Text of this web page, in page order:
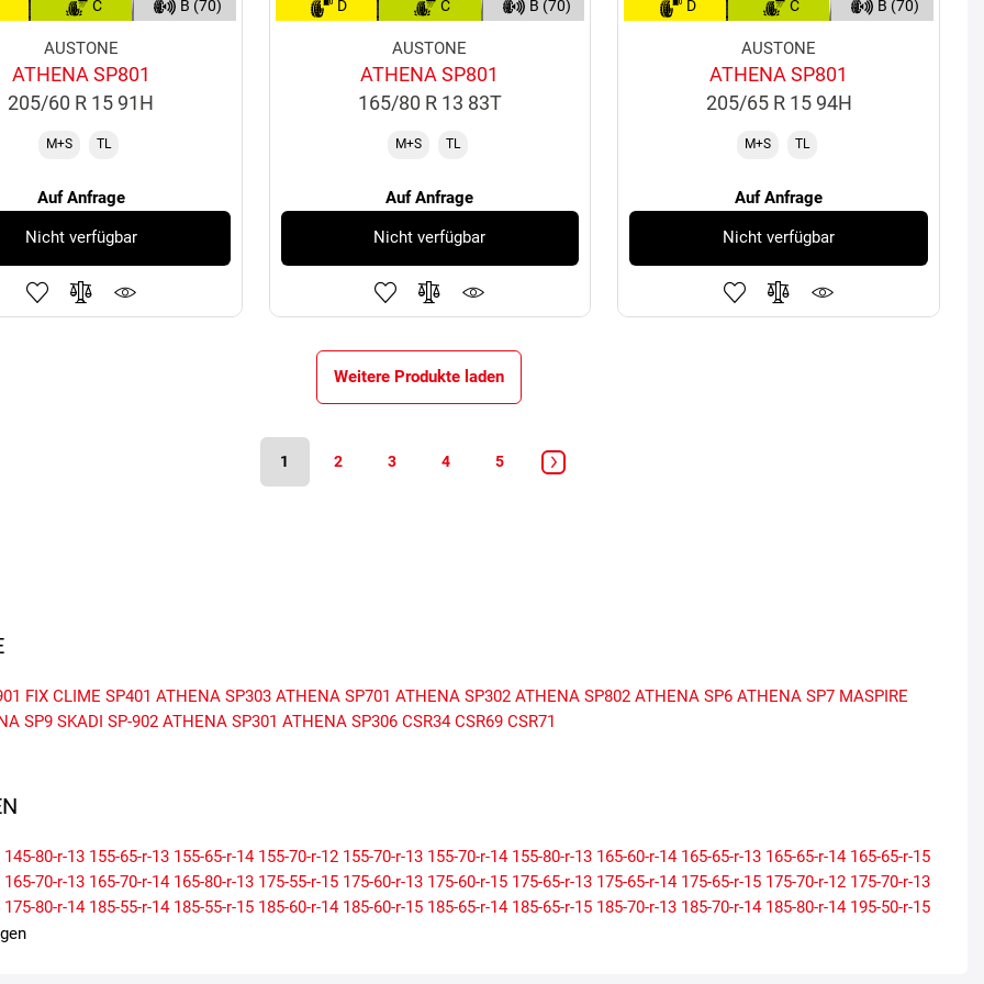
C B (70)
AUSTONE
ATHENA SP801
205/60 R 15 91H
M+S TL
Auf Anfrage
Nicht verfügbar
D C B (70)
AUSTONE
ATHENA SP801
165/80 R 13 83T
M+S TL
Auf Anfrage
Nicht verfügbar
D C B (70)
AUSTONE
ATHENA SP801
205/65 R 15 94H
M+S TL
Auf Anfrage
Nicht verfügbar
Weitere Produkte laden
1 2 3 4 5
FIX CLIME SP401 ATHENA SP303 ATHENA SP701 ATHENA SP302 ATHENA SP802 ATHENA SP6 ATHENA SP7 MASPIRE
SP9 SKADI SP-902 ATHENA SP301 ATHENA SP306 CSR34 CSR69 CSR71
145-80-r-13 155-65-r-13 155-65-r-14 155-70-r-12 155-70-r-13 155-70-r-14 155-80-r-13 165-60-r-14 165-65-r-13 165-65-r-14 165-65-r-15
165-70-r-13 165-70-r-14 165-80-r-13 175-55-r-15 175-60-r-13 175-60-r-15 175-65-r-13 175-65-r-14 175-65-r-15 175-70-r-12 175-70-r-13
175-80-r-14 185-55-r-14 185-55-r-15 185-60-r-14 185-60-r-15 185-65-r-14 185-65-r-15 185-70-r-13 185-70-r-14 185-80-r-14 195-50-r-15
195-60-r-14